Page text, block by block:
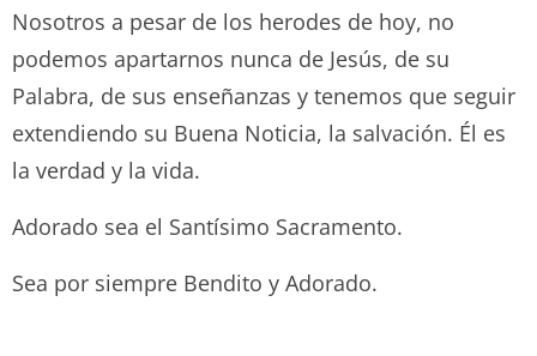
Nosotros a pesar de los herodes de hoy, no
podemos apartarnos nunca de Jesús, de su
Palabra, de sus enseñanzas y tenemos que seguir
extendiendo su Buena Noticia, la salvación. Él es
la verdad y la vida.
Adorado sea el Santísimo Sacramento.
Sea por siempre Bendito y Adorado.